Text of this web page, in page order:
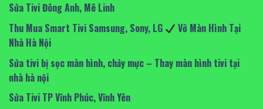
Sửa Tivi Đông Anh, Mê Linh
Thu Mua Smart Tivi Samsung, Sony, LG
Vỡ Màn Hình Tại
Nhà Hà Nội
Sửa tivi bị sọc màn hình, chảy mực – Thay màn hình tivi tại
nhà hà nội
Sửa Tivi TP Vĩnh Phúc, Vĩnh Yên